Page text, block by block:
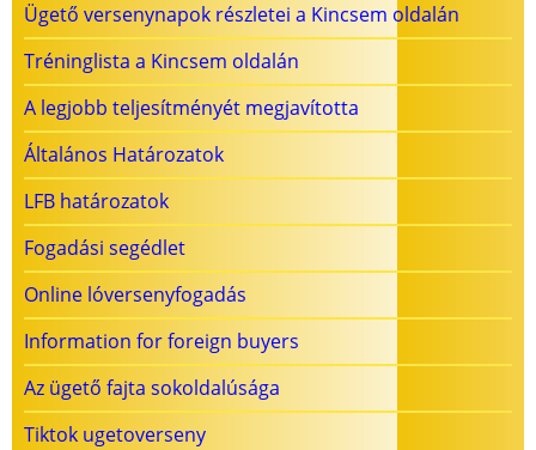
Ügető versenynapok részletei a Kincsem oldalán
Tréninglista a Kincsem oldalán
A legjobb teljesítményét megjavította
Általános Határozatok
LFB határozatok
Fogadási segédlet
Online lóversenyfogadás
Information for foreign buyers
Az ügető fajta sokoldalúsága
Tiktok ugetoverseny